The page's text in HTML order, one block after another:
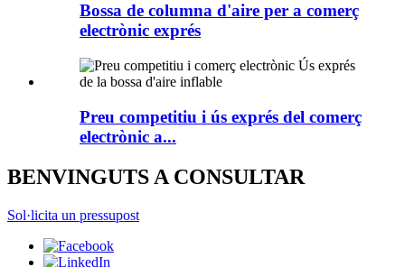
Bossa de columna d'aire per a comerç
electrònic exprés
Preu competitiu i ús exprés del comerç
electrònic a...
BENVINGUTS A CONSULTAR
Sol·licita un pressupost